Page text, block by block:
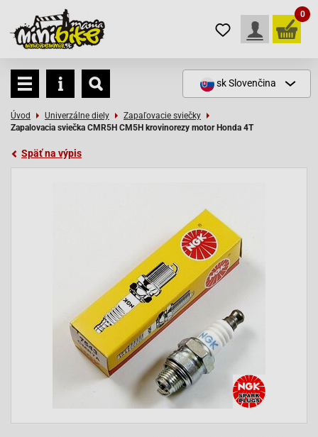
0
skSlovenčina
Úvod Univerzálne diely
Zapaľovacie sviečky
Zapalovacia sviečka CMR5H CM5H krovinorezy motor Honda 4T
Späť na výpis